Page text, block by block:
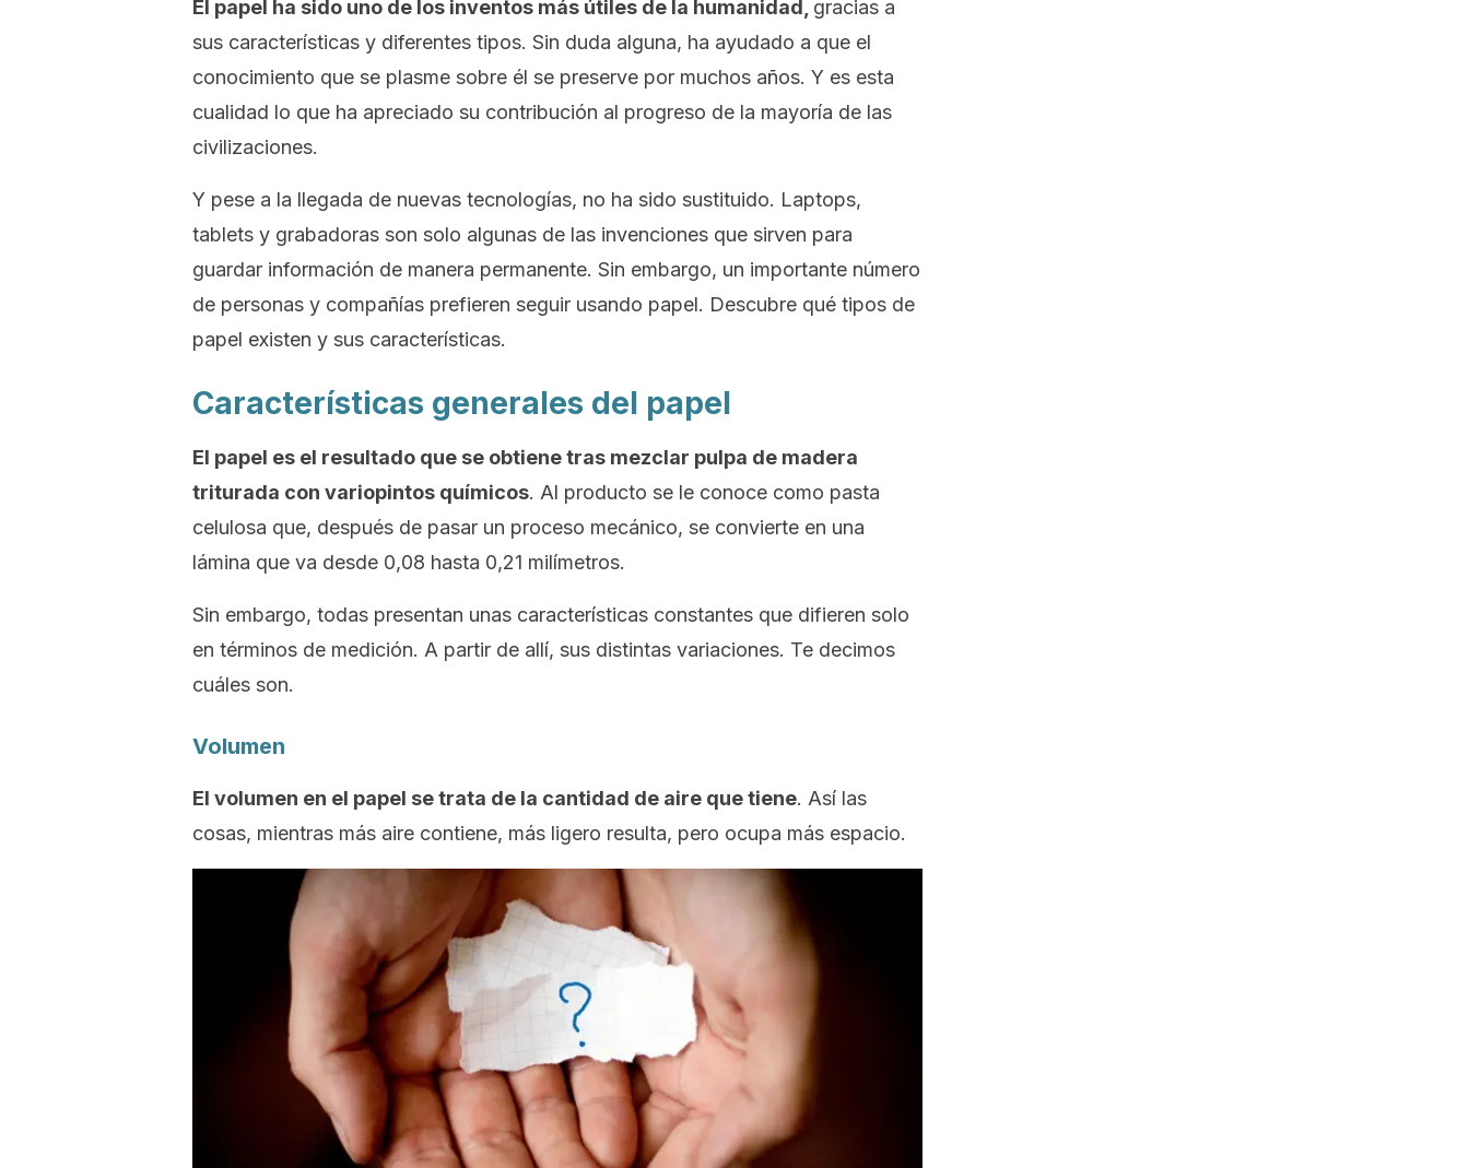
El papel ha sido uno de los inventos más útiles de la humanidad, gracias a
sus características y diferentes tipos. Sin duda alguna, ha ayudado a que el
conocimiento que se plasme sobre él se preserve por muchos años. Y es esta
cualidad lo que ha apreciado su contribución al progreso de la mayoría de las
civilizaciones.
Y pese a la llegada de nuevas tecnologías, no ha sido sustituido. Laptops,
tablets y grabadoras son solo algunas de las invenciones que sirven para
guardar información de manera permanente. Sin embargo, un importante número
de personas y compañías prefieren seguir usando papel. Descubre qué tipos de
papel existen y sus características.
Características generales del papel
El papel es el resultado que se obtiene tras mezclar pulpa de madera
triturada con variopintos químicos. Al producto se le conoce como pasta
celulosa que, después de pasar un proceso mecánico, se convierte en una
lámina que va desde 0,08 hasta 0,21 milímetros.
Sin embargo, todas presentan unas características constantes que difieren solo
en términos de medición. A partir de allí, sus distintas variaciones. Te decimos
cuáles son.
Volumen
El volumen en el papel se trata de la cantidad de aire que tiene. Así las
cosas, mientras más aire contiene, más ligero resulta, pero ocupa más espacio.